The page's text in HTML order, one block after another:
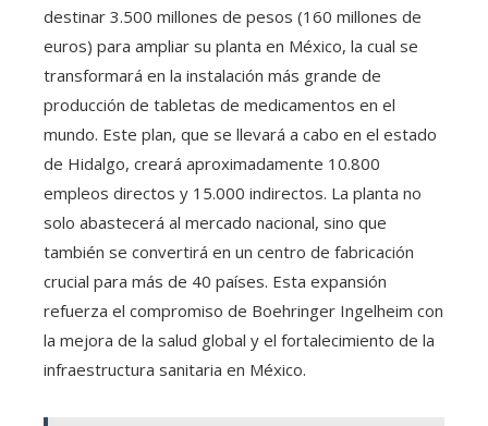
destinar 3.500 millones de pesos (160 millones de
euros) para ampliar su planta en México, la cual se
transformará en la instalación más grande de
producción de tabletas de medicamentos en el
mundo. Este plan, que se llevará a cabo en el estado
de Hidalgo, creará aproximadamente 10.800
empleos directos y 15.000 indirectos. La planta no
solo abastecerá al mercado nacional, sino que
también se convertirá en un centro de fabricación
crucial para más de 40 países. Esta expansión
refuerza el compromiso de Boehringer Ingelheim con
la mejora de la salud global y el fortalecimiento de la
infraestructura sanitaria en México.